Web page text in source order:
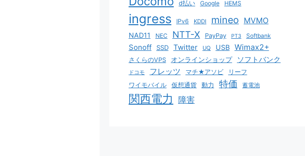
d払い Google HEMS
ingress IPv6 KDDI mineo MVMO
NAD11 NEC NTT-X PayPay PT3 Softbank
Sonoff SSD Twitter UQ USB Wimax2+
さくらのVPS オンラインショップ ソフトバンク
ドコモ フレッツ マチ★アソビ
リーフ
ワイモバイル
仮想通貨 動力 特価 蓄電池
関西電力 障害